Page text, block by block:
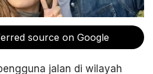
source on Google
jalan di wilayah